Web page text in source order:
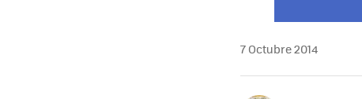
7 Octubre 2014